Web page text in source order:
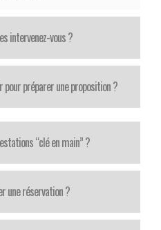
intervenez-vous ?
préparer une proposition ?
“clé en main” ?
une réservation ?